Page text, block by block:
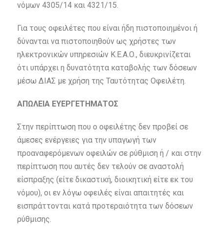
νόμων 4305/14 και 4321/15.
Για τους οφειλέτες που είναι ήδη πιστοποιημένοι ή
δύνανται να πιστοποιηθούν ως χρήστες των
ηλεκτρονικών υπηρεσιών Κ.Ε.Α.Ο., διευκρινίζεται
ότι υπάρχει η δυνατότητα καταβολής των δόσεων
μέσω ΔΙΑΣ με χρήση της Ταυτότητας Οφειλέτη.
ΑΠΩΛΕΙΑ ΕΥΕΡΓΕΤΗΜΑΤΟΣ
Στην περίπτωση που ο οφειλέτης δεν προβεί σε
άμεσες ενέργειες για την υπαγωγή των
προαναφερόμενων οφειλών σε ρύθμιση ή / και στην
περίπτωση που αυτές δεν τελούν σε αναστολή
είσπραξης (είτε δικαστική, διοικητική είτε εκ του
νόμου), οι εν λόγω οφειλές είναι απαιτητές και
εισπράττονται κατά προτεραιότητα των δόσεων
ρύθμισης.